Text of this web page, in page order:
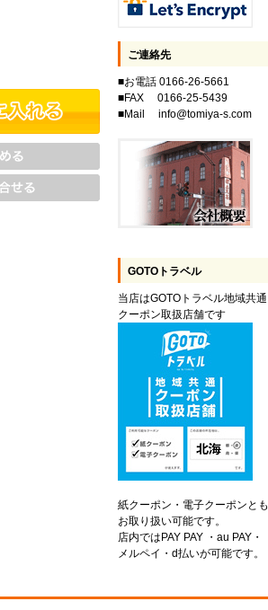
ご連絡先
■お電話 0166-26-5661
■FAX 0166-25-5439
■Mail info@tomiya-s.com
GOTOトラベル
当店はGOTOトラベル地域共通
クーポン取扱店舗です
紙クーポン・電子クーポンとも
お取り扱い可能です。
店内ではPAY PAY ・au PAY・
メルペイ・d払いが可能です。